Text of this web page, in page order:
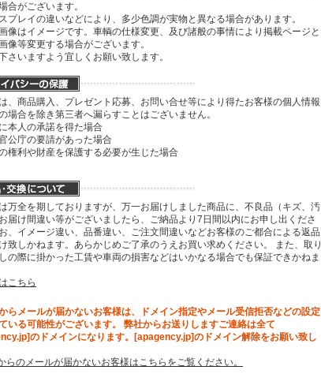
合がございます。
プレイの違いなどにより、多少色調が実物と異なる場合があります。
像はイメージです。車輌の仕様変更、及び諸般の事情により掲載ページと
像等変更する場合がございます。
さいますよう宜しくお願い致します。
、商品購入、プレゼント応募、お問い合せ等により得たお客様の個人情報
場合を除き第三者へ漏らすことはございません。
本人の承諾を得た場合
公庁の要請があった場合
権利や財産を保護する必要が生じた場合
万全を期しておりますが、万一お届けしました商品に、不良品（キズ、汚
届け間違い等がございましたら、ご納品より7日間以内にお申し出くださ
、イメージ違い、品番違い、ご注文間違いなどお客様のご都合による返品
致しかねます。あらかじめご了承のうえお買い求めください。 また、取り
の際に掛かった工賃や車両の損害などはいかなる場合でも保証できかねま
こちら
らメールが届かないお客様は、ドメイン指定やメール受信拒否などの設定
いる可能性がございます。 弊社からお送りしますご連絡は全て
のドメインになります。[apagency.jp]のドメイン解除をお願い致し
らのメールが届かないお客様はこちらをご覧ください。